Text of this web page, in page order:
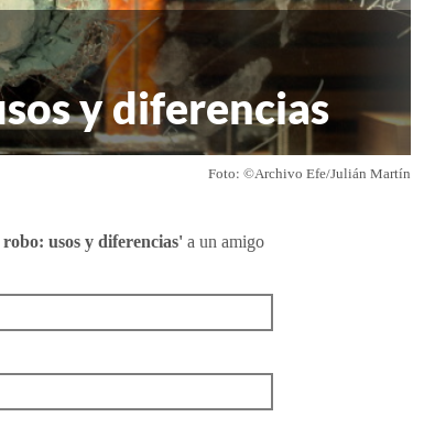
y diferencias
Foto: ©Archivo Efe/Julián Martín
usos y diferencias' a un amigo